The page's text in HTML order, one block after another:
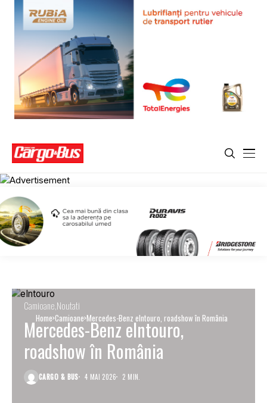
Home Camioane Mercedes-Benz eIntouro, roadshow în România
Camioane Noutati
Mercedes-Benz eIntouro,
roadshow în România
CARGO & BUS 4 MAI 2026 2 MIN.